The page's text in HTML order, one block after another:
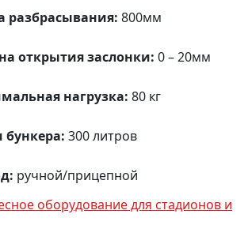
разбрасывания: 800мм
открытия заслонки: 0 – 20мм
нагрузка: 80 кг
300 литров
ручной/прицепной
оборудование для стадионов и